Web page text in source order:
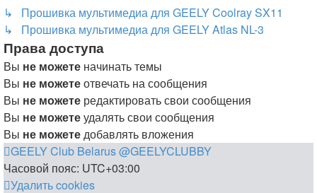
↳ Прошивка мультимедиа для GEELY Coolray SX11
↳ Прошивка мультимедиа для GEELY Atlas NL-3
Права доступа
Вы не можете начинать темы
Вы не можетеотвечать на сообщения
Вы не можете редактировать свои сообщения
Вы не можетеудалять свои сообщения
Вы не можетедобавлять вложения
GEELY Club Belarus@GEELYCLUBBY
Часовой пояс: UTC+03:00
Удалить cookies